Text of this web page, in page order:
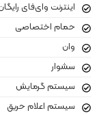
اینترنت وای‌فای
حمام اختصاصی
وان
سشوار
سیستم گرمایش
سیستم اعلام حریق